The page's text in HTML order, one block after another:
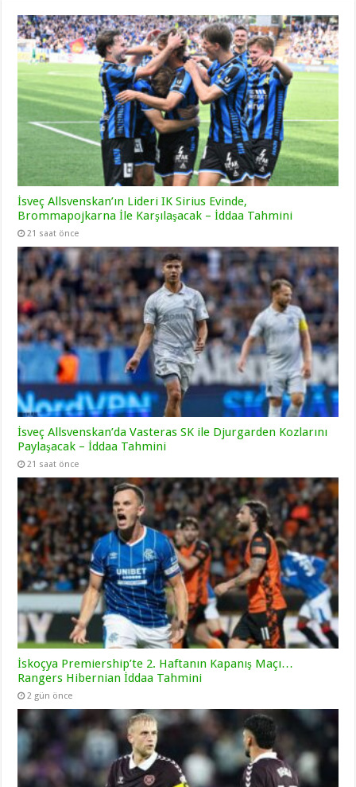
İsveç Allsvenskan’ın Lideri IK Sirius Evinde,
Brommapojkarna İle Karşılaşacak – İddaa Tahmini
21 saat önce
İsveç Allsvenskan’da Vasteras SK ile Djurgarden Kozlarını
Paylaşacak – İddaa Tahmini
21 saat önce
İskoçya Premiership’te 2. Haftanın Kapanış Maçı…
Rangers Hibernian İddaa Tahmini
2 gün önce